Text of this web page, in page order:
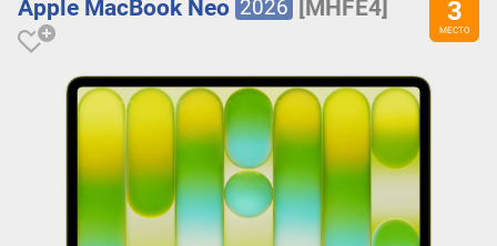
Apple MacBook Neo 2026 [MHFE4]